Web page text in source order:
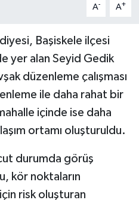
A- A+
Başiskele ilçesi
yer alan Seyid Gedik
düzenleme çalışması
ile daha rahat bir
içinde ise daha
ortamı oluşturuldu.
durumda görüş
kör noktaların
risk oluşturan